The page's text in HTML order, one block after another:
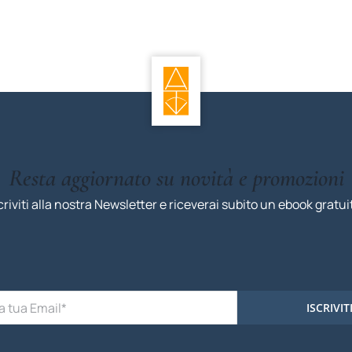
Resta aggiornato su novità e promozioni
alla nostra Newsletter e riceverai subito un ebook
ISCRIVITI